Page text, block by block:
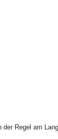
Regel am